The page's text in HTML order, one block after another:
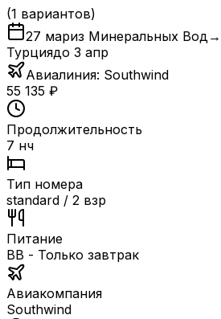
(1 вариантов)
27 мариз Минеральных Вод→
Турциядо 3 апр
Авиалиния: Southwind
55 135 ₽
Продолжительность
7 нч
Тип номера
standard / 2 взр
Питание
BB - Только завтрак
Авиакомпания
Southwind